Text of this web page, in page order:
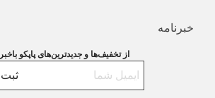
خبرنامه
از تخفیف‌ها و جدیدترین‌های پاپکو
ثبت